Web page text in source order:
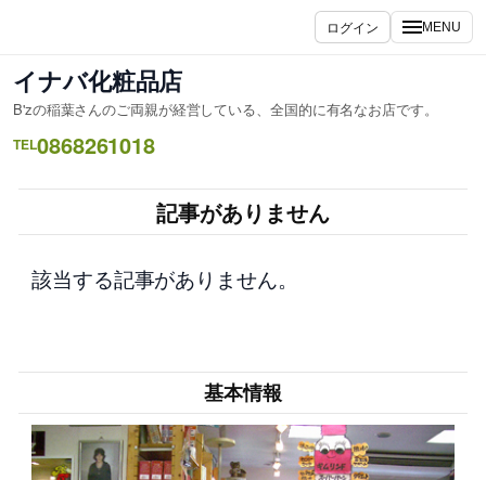
ス
キ
ッ
ログイン MENU
イナバ化粧品店
B'zの稲葉さんのご両親が経営している、全国的に有名なお店です。
TEL0868261018
記事がありません
該当する記事がありません。
基本情報